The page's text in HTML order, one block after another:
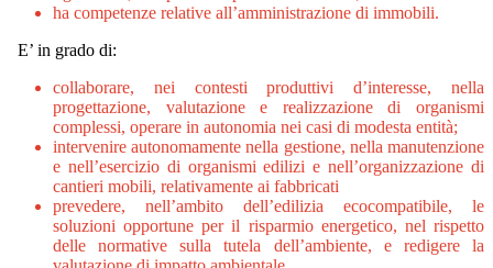
ha competenze relative all’amministrazione di immobili.
E’ in grado di:
collaborare, nei contesti produttivi d’interesse, nella
progettazione, valutazione e realizzazione di organismi
complessi, operare in autonomia nei casi di modesta entità;
intervenire autonomamente nella gestione, nella manutenzione
e nell’esercizio di organismi edilizi e nell’organizzazione di
cantieri mobili, relativamente ai fabbricati
prevedere, nell’ambito dell’edilizia ecocompatibile, le
soluzioni opportune per il risparmio energetico, nel rispetto
delle normative sulla tutela dell’ambiente, e redigere la